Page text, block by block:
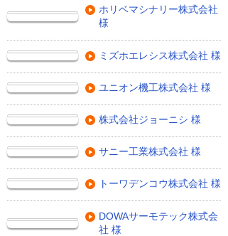
ホリベマシナリー株式会社
様
ミズホエレシス株式会社 様
ユニオン機工株式会社 様
株式会社ジョーニシ 様
サニー工業株式会社 様
トーワデンコウ株式会社 様
DOWAサーモテック株式会
社 様